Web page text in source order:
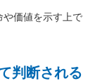
や価値を示す上で
判断される